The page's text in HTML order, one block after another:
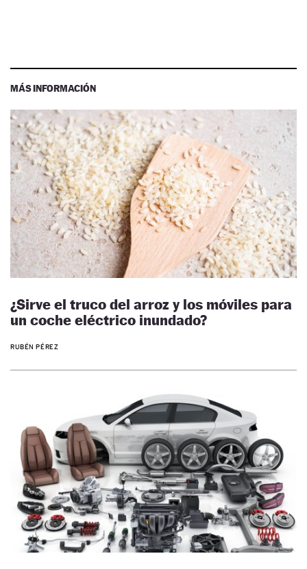
MÁS INFORMACIÓN
¿Sirve el truco del arroz y los móviles para
un coche eléctrico inundado?
RUBÉN PÉREZ